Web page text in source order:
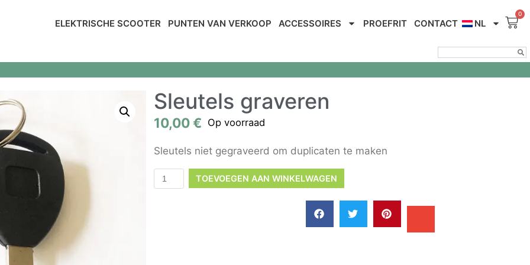
ELEKTRISCHE SCOOTER PUNTEN VAN VERKOOP ACCESSOIRES PROEFRIT CONTACT NL
Sleutels graveren
10,00€ Op voorraad
Sleutels niet gegraveerd om duplicaten te maken
TOEVOEGEN AAN WINKELWAGEN